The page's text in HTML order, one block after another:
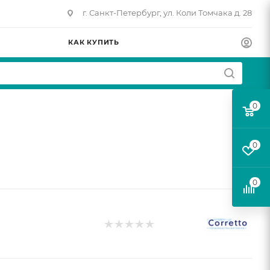
г. Санкт-Петербург, ул. Коли Томчака д. 28
КАК КУПИТЬ
0
0
0